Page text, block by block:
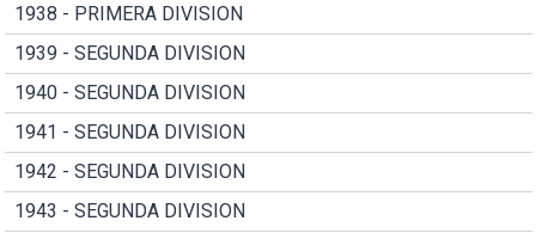
1938 - PRIMERA DIVISION
1939 - SEGUNDA DIVISION
1940 - SEGUNDA DIVISION
1941 - SEGUNDA DIVISION
1942 - SEGUNDA DIVISION
1943 - SEGUNDA DIVISION